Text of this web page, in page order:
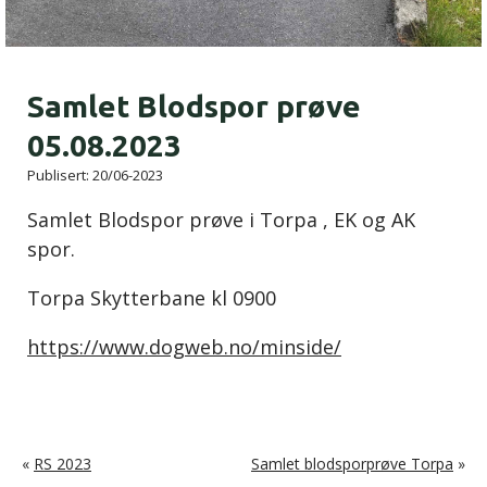
Samlet Blodspor prøve
05.08.2023
Publisert: 20/06-2023
Samlet Blodspor prøve i Torpa , EK og AK
spor.
Torpa Skytterbane kl 0900
https://www.dogweb.no/minside/
« RS 2023 Samlet blodsporprøve Torpa »